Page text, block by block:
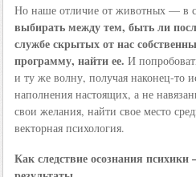
Но наше отличие от животных — в
выбирать между тем, быть ли
службе скрытых от нас
программу, найти ее. И
и ту же волну, получая наконец-то
наполнения настоящих, а не
свои желания, найти свое место
векторная психология.
Как следствие осознания